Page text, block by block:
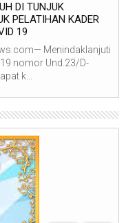
DI TUNJUK
PELATIHAN KADER
19
Menindaklanjuti
nomor Und.23/D-
k...